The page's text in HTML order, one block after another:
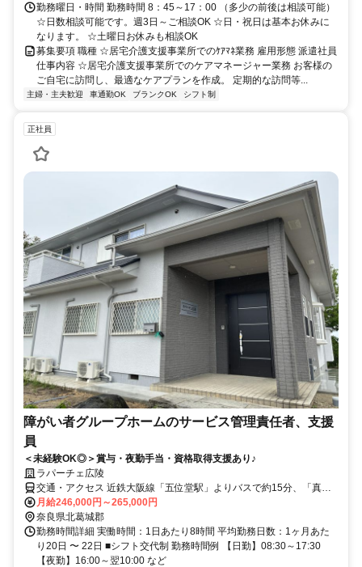
勤務曜日・時間 勤務時間 8：45～17：00 （多少の前後は相談可能）
☆日数相談可能です。週3日～ご相談OK ☆日・祝日は基本お休みに
なります。 ☆土曜日お休みも相談OK
募集要項 職種 ☆居宅介護支援事業所でのｹｱﾏﾈ業務 雇用形態 派遣社員
仕事内容 ☆居宅介護支援事業所でのケアマネージャー業務 お客様の
ご自宅に訪問し、最適なケアプランを作成。 定期的な訪問等...
主婦・主夫歓迎 車通勤OK ブランクOK シフト制
正社員
障がい者グループホームのサービス管理責任者、支援
員
＜未経験OK◎＞賞与・夜勤手当・資格取得支援あり♪
ラパーチェ広陵
交通・アクセス 近鉄大阪線「五位堂駅」よりバスで約15分、「真美
ケ丘二丁目バス停」を下車して徒歩約5分
月給246,000円～265,000円
奈良県北葛城郡
勤務時間詳細 実働時間：1日あたり8時間 平均勤務日数：1ヶ月あた
り20日 〜 22日 ■シフト交代制 勤務時間例 【日勤】08:30～17:30
【夜勤】16:00～翌10:00 など